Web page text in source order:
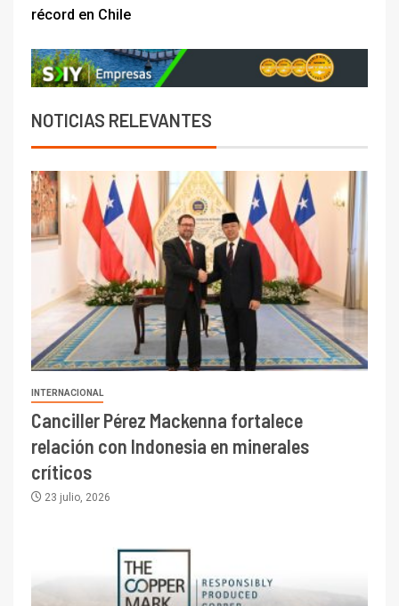
récord en Chile
NOTICIAS RELEVANTES
INTERNACIONAL
Canciller Pérez Mackenna fortalece
relación con Indonesia en minerales
críticos
23 julio, 2026